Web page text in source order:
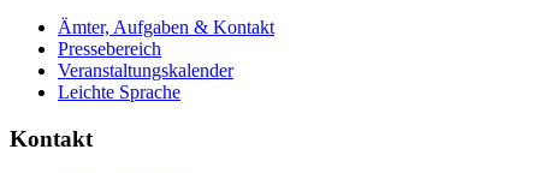
Ämter, Aufgaben & Kontakt
Pressebereich
Veranstaltungskalender
Leichte Sprache
Kontakt